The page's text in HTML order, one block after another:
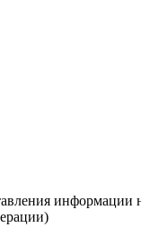
информации